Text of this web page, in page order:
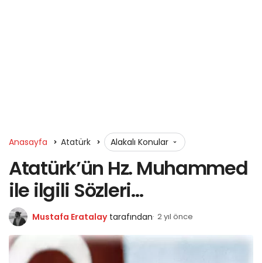
Anasayfa Atatürk Alakalı Konular
Atatürk’ün Hz. Muhammed
ile ilgili Sözleri…
Mustafa Eratalay tarafından 2 yıl önce